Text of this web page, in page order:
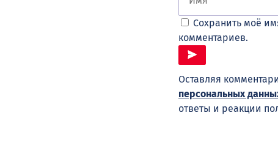
Сохранить моё
комментариев.
Оставляя
персональных
ответы и реакции